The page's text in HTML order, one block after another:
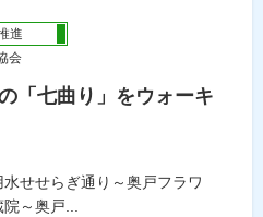
進
会
「七曲り」をウォーキ
せせらぎ通り～奥戸フラワ
～奥戸...